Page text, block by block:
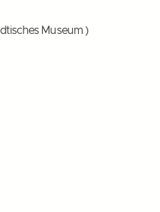
Museum )